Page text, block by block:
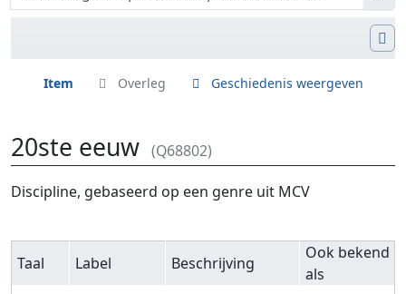
Item Overleg Geschiedenis weergeven
20ste eeuw (Q68802)
Ga naar:navigatie,zoeken
Discipline, gebaseerd op een genre uit MCV
Taal Label Beschrijving
Ook bekend
als